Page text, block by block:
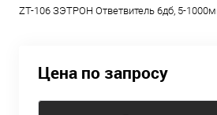
ZT-106 ЗЭТРОН Ответвитель 6дб, 5-
Цена по запросу